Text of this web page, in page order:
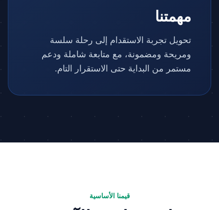
مهمتنا
تحويل تجربة الاستقدام إلى رحلة سلسة
ومريحة ومضمونة، مع متابعة شاملة ودعم
مستمر من البداية حتى الاستقرار التام.
قيمنا الأساسية